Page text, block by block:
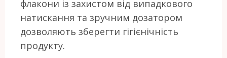
флакони із захистом від випадкового
натискання та зручним дозатором
дозволяють зберегти гігієнічність
продукту.